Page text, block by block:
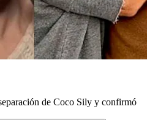
de Coco Sily y confirmó